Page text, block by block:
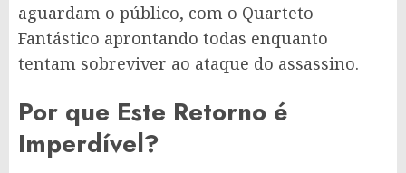
aguardam o público, com o Quarteto
Fantástico aprontando todas enquanto
tentam sobreviver ao ataque do assassino.
Por que Este Retorno é
Imperdível?